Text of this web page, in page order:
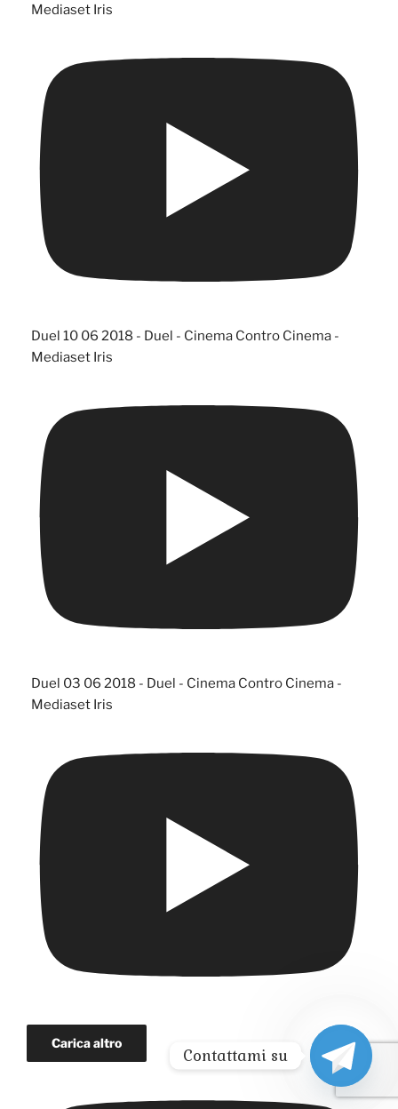
Mediaset Iris
Duel 10 06 2018 - Duel - Cinema Contro Cinema -
Mediaset Iris
Duel 03 06 2018 - Duel - Cinema Contro Cinema -
Mediaset Iris
Carica altro
Contattami su